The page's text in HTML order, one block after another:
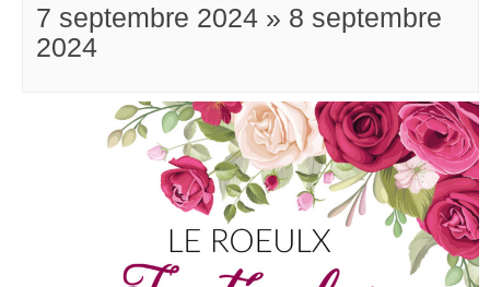
7 septembre 2024 » 8 septembre
2024